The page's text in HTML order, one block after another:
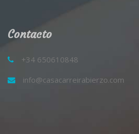
Contacto
+34 650610848
info@casacarreirabierzo.com